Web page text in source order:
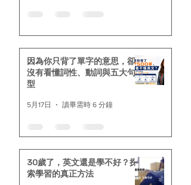
因為你只背了單字的意思，卻
沒有看懂詞性、動詞與五大句
型
5月17日 讀畢需時 6 分鐘
30歲了，英文還是學不好？探
索學習的真正方法